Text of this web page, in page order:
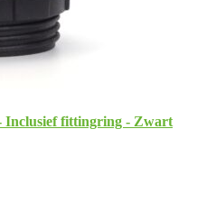
Inclusief fittingring - Zwart